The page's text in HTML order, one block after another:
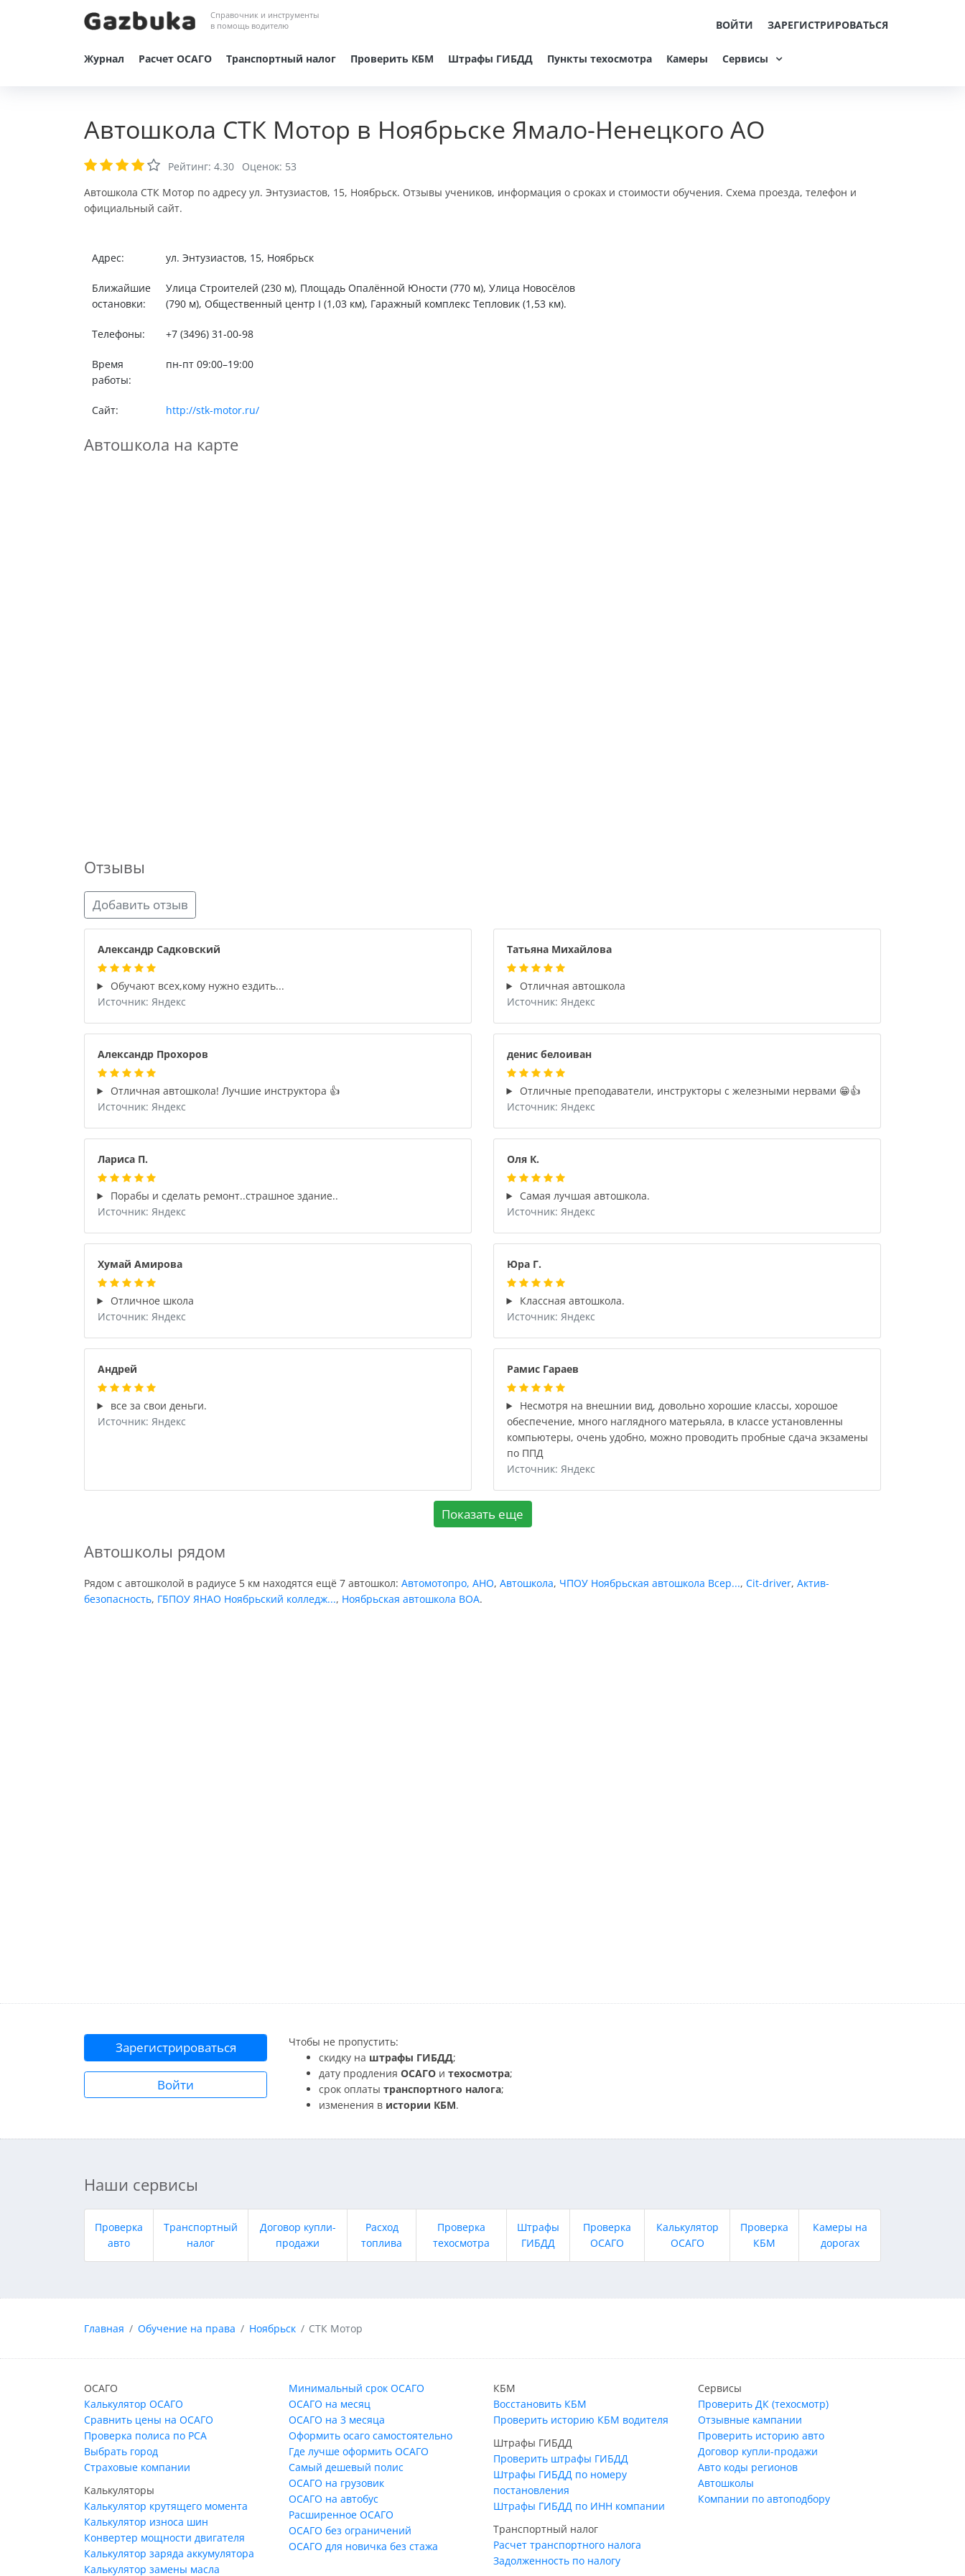
Справочник и инструменты
в помощь водителю
ВОЙТИ ЗАРЕГИСТРИРОВАТЬСЯ
Журнал Расчет ОСАГО Транспортный налог Проверить КБМ Штрафы ГИБДД Пункты техосмотра Камеры Сервисы
Автошкола СТК Мотор в Ноябрьске Ямало-Ненецкого АО
Рейтинг: 4.30 Оценок: 53
Автошкола СТК Мотор по адресу ул. Энтузиастов, 15, Ноябрьск. Отзывы учеников, информация о сроках и стоимости обучения. Схема проезда, телефон и
официальный сайт.
Адрес: ул. Энтузиастов, 15, Ноябрьск
Ближайшие
остановки:
Улица Строителей (230 м), Площадь Опалённой Юности (770 м), Улица Новосёлов
(790 м), Общественный центр I (1,03 км), Гаражный комплекс Тепловик (1,53 км).
Телефоны: +7 (3496) 31-00-98
Время
работы:
пн-пт 09:00–19:00
Сайт: http://stk-motor.ru/
Автошкола на карте
Отзывы
Добавить отзыв
Александр Садковский
Обучают всех,кому нужно ездить...
Источник: Яндекс
Татьяна Михайлова
Отличная автошкола
Источник: Яндекс
Александр Прохоров
Отличная автошкола! Лучшие инструктора 👍
Источник: Яндекс
денис белоиван
Отличные преподаватели, инструкторы с железными нервами 😁👍
Источник: Яндекс
Лариса П.
Порабы и сделать ремонт..страшное здание..
Источник: Яндекс
Оля К.
Самая лучшая автошкола.
Источник: Яндекс
Хумай Амирова
Отличное школа
Источник: Яндекс
Юра Г.
Классная автошкола.
Источник: Яндекс
Андрей
все за свои деньги.
Источник: Яндекс
Рамис Гараев
Несмотря на внешнии вид, довольно хорошие классы, хорошое
обеспечение, много наглядного матерьяла, в классе установленны
компьютеры, очень удобно, можно проводить пробные сдача экзамены
по ППД
Источник: Яндекс
Показать еще
Автошколы рядом
Рядом с автошколой в радиусе 5 км находятся ещё 7 автошкол: Автомотопро, АНО, Автошкола, ЧПОУ Ноябрьская автошкола Всер..., Cit-driver, Актив-
безопасность, ГБПОУ ЯНАО Ноябрьский колледж..., Ноябрьская автошкола ВОА.
Зарегистрироваться
Войти
Чтобы не пропустить:
скидку на штрафы ГИБДД;
дату продления ОСАГО и техосмотра;
срок оплаты транспортного налога;
изменения в истории КБМ.
Наши сервисы
Проверка
авто
Транспортный
налог
Договор купли-
продажи
Расход
топлива
Проверка
техосмотра
Штрафы
ГИБДД
Проверка
ОСАГО
Калькулятор
ОСАГО
Проверка
КБМ
Камеры на
дорогах
Главная Обучение на права Ноябрьск СТК Мотор
ОСАГО
Калькулятор ОСАГО
Сравнить цены на ОСАГО
Проверка полиса по РСА
Выбрать город
Страховые компании
Калькуляторы
Калькулятор крутящего момента
Калькулятор износа шин
Конвертер мощности двигателя
Калькулятор заряда аккумулятора
Калькулятор замены масла
Минимальный срок ОСАГО
ОСАГО на месяц
ОСАГО на 3 месяца
Оформить осаго самостоятельно
Где лучше оформить ОСАГО
Самый дешевый полис
ОСАГО на грузовик
ОСАГО на автобус
Расширенное ОСАГО
ОСАГО без ограничений
ОСАГО для новичка без стажа
КБМ
Восстановить КБМ
Проверить историю КБМ водителя
Штрафы ГИБДД
Проверить штрафы ГИБДД
Штрафы ГИБДД по номеру
постановления
Штрафы ГИБДД по ИНН компании
Транспортный налог
Расчет транспортного налога
Задолженность по налогу
Сервисы
Проверить ДК (техосмотр)
Отзывные кампании
Проверить историю авто
Договор купли-продажи
Авто коды регионов
Автошколы
Компании по автоподбору